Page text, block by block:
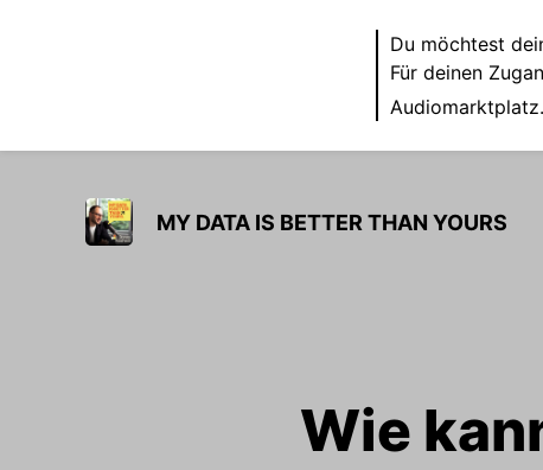
Du möchtest
Für deinen
MY DATA IS BETTER THAN YOURS
Wie